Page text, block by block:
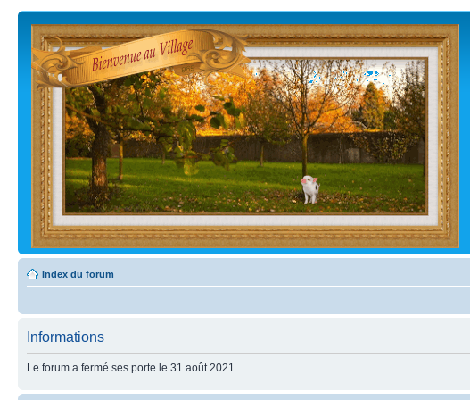
Index du forum
Informations
Le forum a fermé ses porte le 31 août 2021